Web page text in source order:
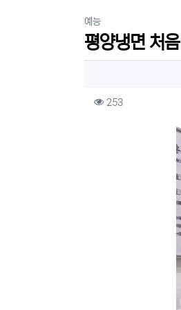
예능분류
평양냉면 처
컨텐츠 정보
253조회